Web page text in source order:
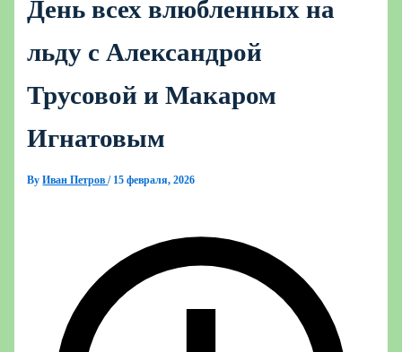
День всех влюбленных на
льду с Александрой
Трусовой и Макаром
Игнатовым
ByИван Петров/ 15 февраля, 2026